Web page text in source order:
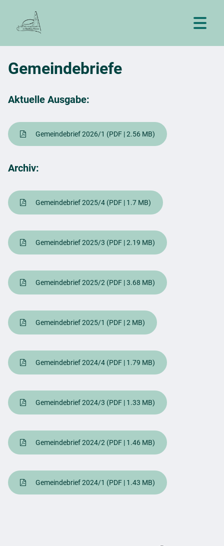
Gemeindebriefe
Aktuelle Ausgabe:
Gemeindebrief 2026/1 (PDF | 2.56 MB)
Archiv:
Gemeindebrief 2025/4 (PDF | 1.7 MB)
Gemeindebrief 2025/3 (PDF | 2.19 MB)
Gemeindebrief 2025/2 (PDF | 3.68 MB)
Gemeindebrief 2025/1 (PDF | 2 MB)
Gemeindebrief 2024/4 (PDF | 1.79 MB)
Gemeindebrief 2024/3 (PDF | 1.33 MB)
Gemeindebrief 2024/2 (PDF | 1.46 MB)
Gemeindebrief 2024/1 (PDF | 1.43 MB)